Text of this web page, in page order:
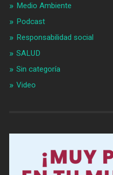
Medio Ambiente
Podcast
Responsabilidad social
SALUD
Sin categoría
Video